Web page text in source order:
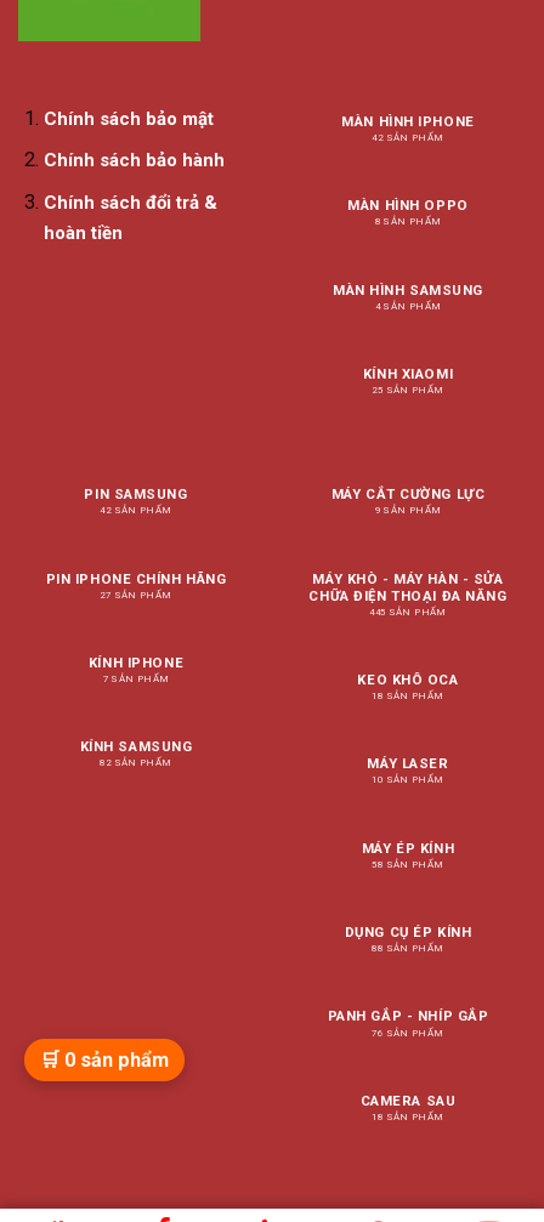
Chính sách bảo mật
Chính sách bảo hành
Chính sách đổi trả &
hoàn tiền
MÀN HÌNH IPHONE
42 SẢN PHẨM
MÀN HÌNH OPPO
8 SẢN PHẨM
MÀN HÌNH SAMSUNG
4 SẢN PHẨM
KÍNH XIAOMI
25 SẢN PHẨM
PIN SAMSUNG
42 SẢN PHẨM
PIN IPHONE CHÍNH HÃNG
27 SẢN PHẨM
KÍNH IPHONE
7 SẢN PHẨM
KÍNH SAMSUNG
82 SẢN PHẨM
MÁY CẮT CƯỜNG LỰC
9 SẢN PHẨM
MÁY KHÒ - MÁY HÀN - SỬA
CHỮA ĐIỆN THOẠI ĐA NĂNG
445 SẢN PHẨM
KEO KHÔ OCA
18 SẢN PHẨM
MÁY LASER
10 SẢN PHẨM
MÁY ÉP KÍNH
58 SẢN PHẨM
DỤNG CỤ ÉP KÍNH
88 SẢN PHẨM
PANH GẮP - NHÍP GẮP
76 SẢN PHẨM
CAMERA SAU
18 SẢN PHẨM
🛒 0 sản phẩm